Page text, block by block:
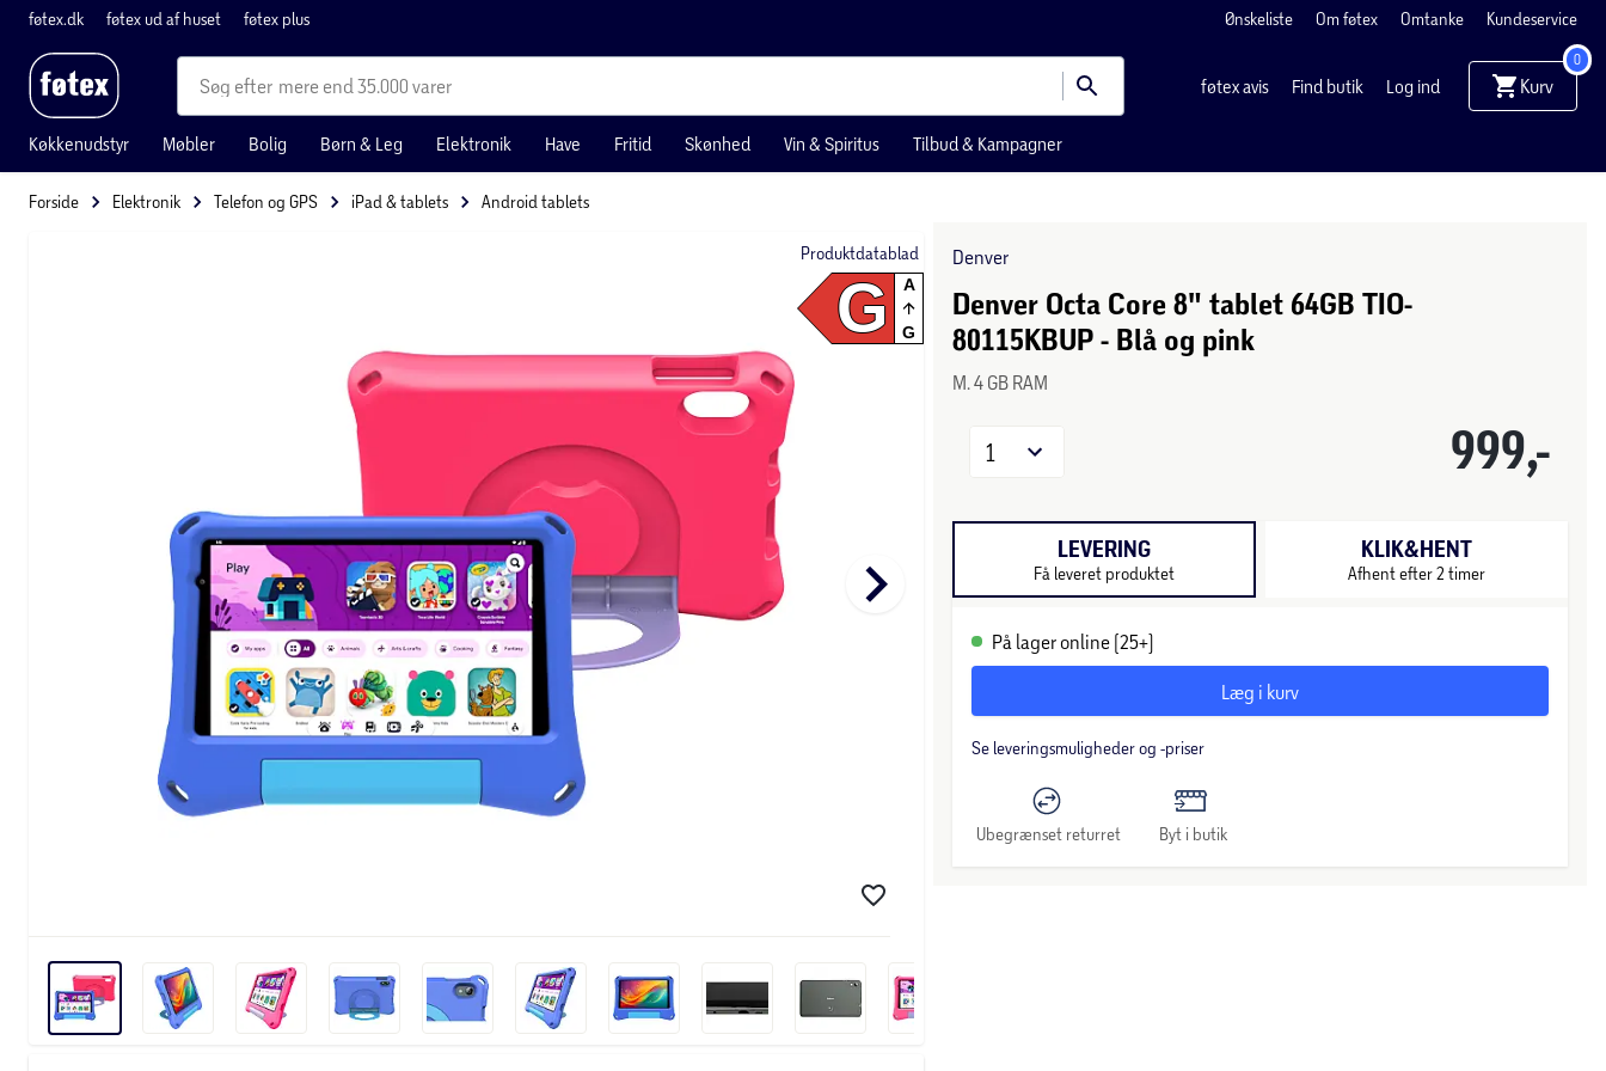
føtex.dk føtex ud af huset føtex plus Ønskeliste Om føtex Omtanke Kundeservice
mere end 35.000 varer føtex avis Find butik Log ind Kurv
0
Køkkenudstyr Møbler Bolig Børn & Leg Elektronik Have Fritid Skønhed Vin & Spiritus Tilbud & Kampagner
Forside Elektronik Telefon og GPS iPad & tablets Android tablets
Produktdatablad
G A
G
keyboard_arrow_right
Denver
Denver Octa Core 8" tablet 64GB TIO-
80115KBUP - Blå og pink
M. 4 GB RAM
999,-
1
LEVERING
Få leveret produktet
KLIK&HENT
Afhent efter 2 timer
På lager online (25+)
Læg i kurv
Se leveringsmuligheder og -priser
Ubegrænset returret Byt i butik